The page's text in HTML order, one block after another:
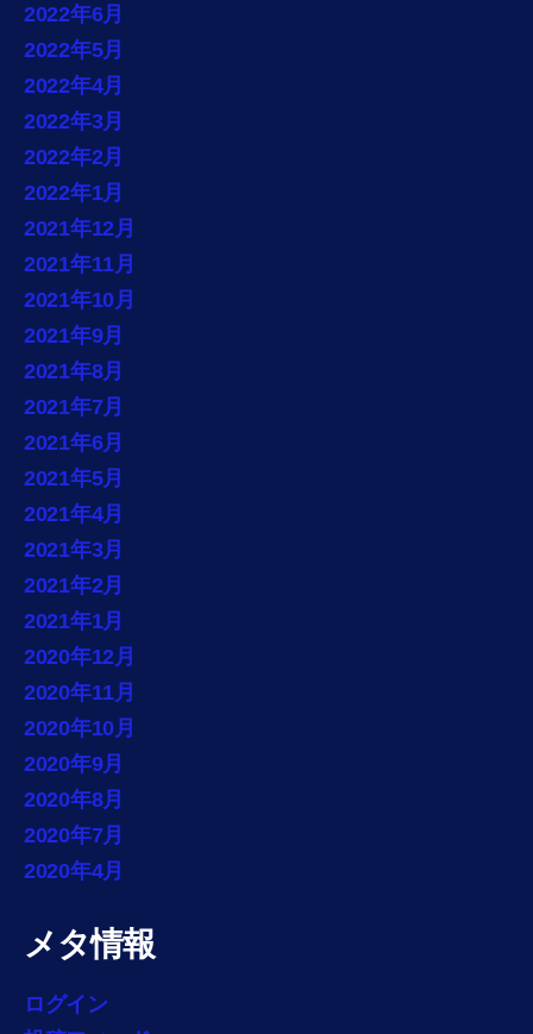
2022年6月
2022年5月
2022年4月
2022年3月
2022年2月
2022年1月
2021年12月
2021年11月
2021年10月
2021年9月
2021年8月
2021年7月
2021年6月
2021年5月
2021年4月
2021年3月
2021年2月
2021年1月
2020年12月
2020年11月
2020年10月
2020年9月
2020年8月
2020年7月
2020年4月
メタ情報
ログイン